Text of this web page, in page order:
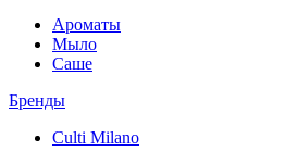
Ароматы
Мыло
Саше
Бренды
Culti Milano